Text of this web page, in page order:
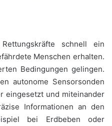
schnell ein
Menschen erhalten.
Bedingungen gelingen.
autonome Sensorsonden
eingesetzt und miteinander
Informationen an den
bei Erdbeben oder